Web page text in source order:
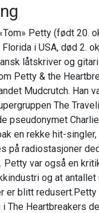
Petty (født 20.
i USA, død 2.
låtskriver og
Petty & the
Mudcrutch. Han
The
pseudonymet
en rekke hit-
på radiostasjoner
Petty var også en
og at antallet
er blitt
The Heartbreakers